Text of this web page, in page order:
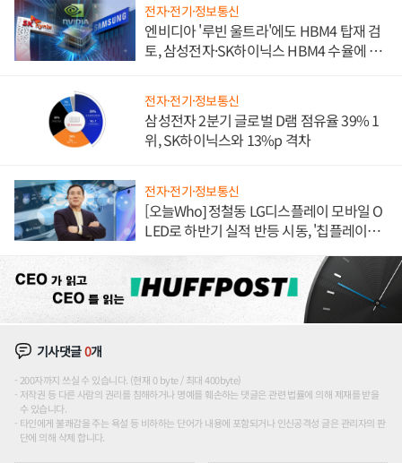
전자·전기·정보통신
엔비디아 '루빈 울트라'에도 HBM4 탑재 검
토, 삼성전자·SK하이닉스 HBM4 수율에 주
전자·전기·정보통신
삼성전자 2분기 글로벌 D램 점유율 39% 1
위, SK하이닉스와 13%p 격차
전자·전기·정보통신
[오늘Who] 정철동 LG디스플레이 모바일 O
LED로 하반기 실적 반등 시동, '칩플레이
기사댓글0개
200자까지 쓰실 수 있습니다. (현재 0 byte / 최대 400byte)
저작권 등 다른 사람의 권리를 침해하거나 명예를 훼손하는 댓글은 관련 법률에 의해 제재를 받을
수 있습니다.
타인에게 불쾌감을 주는 욕설 등 비하하는 단어가 내용에 포함되거나 인신공격성 글은 관리자의 판
단에 의해 삭제 합니다.